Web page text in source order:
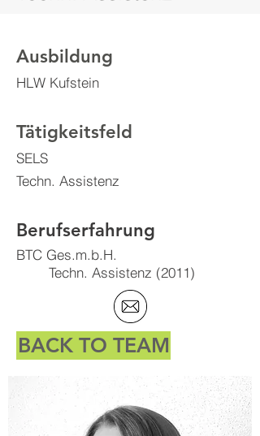
Ausbildung
HLW Kufstein
Tätigkeitsfeld
SELS
Techn. Assistenz
Berufserfahrung
BTC Ges.m.b.H.
Techn. Assistenz (2011)
BACK TO TEAM